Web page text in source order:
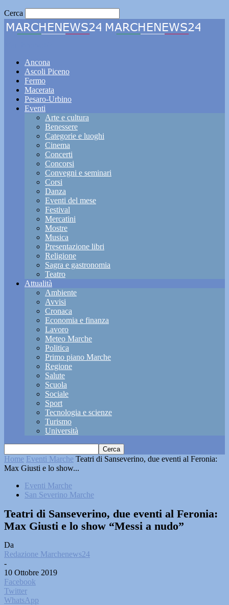
Cerca
Ancona
Ascoli Piceno
Fermo
Macerata
Pesaro-Urbino
Eventi
Arte e cultura
Benessere
Categorie e luoghi
Cinema
Concerti
Concorsi
Convegni e seminari
Corsi
Danza
Eventi del mese
Festival
Mercatini
Mostre
Musica
Presentazione libri
Religione
Sagra e gastronomia
Teatro
Attualità
Ambiente
Avvisi
Cronaca
Economia e finanza
Lavoro
Meteo Marche
Politica
Primo piano Marche
Regione
Salute
Scuola
Sociale
Sport
Tecnologia e scienze
Turismo
Università
Home Eventi Marche Teatri di Sanseverino, due eventi al Feronia:
Max Giusti e lo show...
Eventi Marche
San Severino Marche
Teatri di Sanseverino, due eventi al Feronia:
Max Giusti e lo show “Messi a nudo”
Da
Redazione Marchenews24
-
10 Ottobre 2019
Facebook
Twitter
WhatsApp